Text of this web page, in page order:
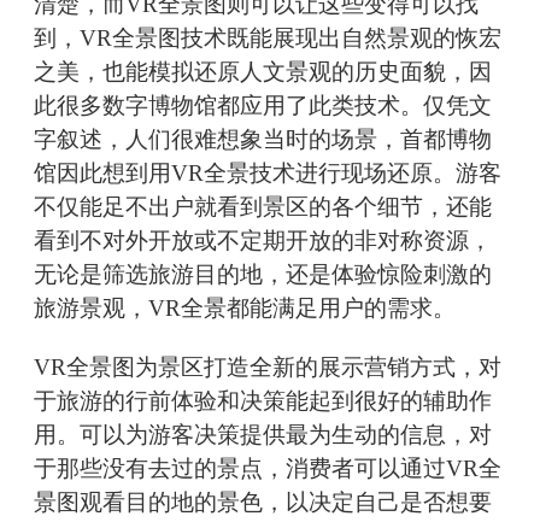
到，VR全景图技术既能展现出自然景观的恢宏
之美，也能模拟还原人文景观的历史面貌，因
此很多数字博物馆都应用了此类技术。仅凭文
字叙述，人们很难想象当时的场景，首都博物
馆因此想到用VR全景技术进行现场还原。游客
不仅能足不出户就看到景区的各个细节，还能
看到不对外开放或不定期开放的非对称资源，
无论是筛选旅游目的地，还是体验惊险刺激的
旅游景观，VR全景都能满足用户的需求。
VR全景图为景区打造全新的展示营销方式，对
于旅游的行前体验和决策能起到很好的辅助作
用。可以为游客决策提供最为生动的信息，对
于那些没有去过的景点，消费者可以通过VR全
景图观看目的地的景色，以决定自己是否想要